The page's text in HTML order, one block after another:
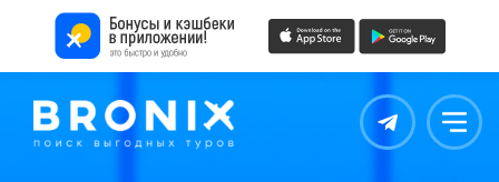
Контакты Меню